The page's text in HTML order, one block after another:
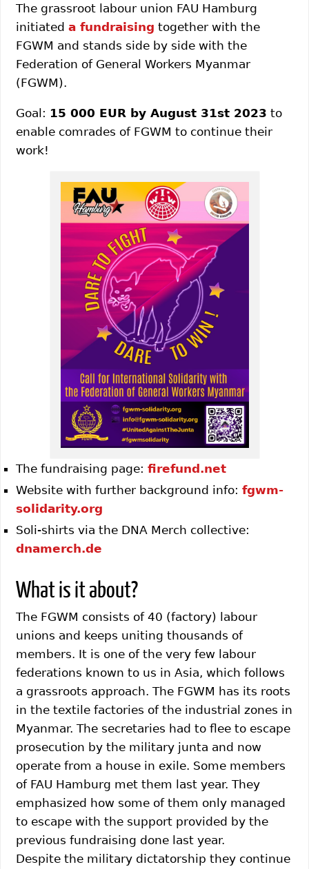
The grassroot labour union FAU Hamburg
initiated a fundraising together with the
FGWM and stands side by side with the
Federation of General Workers Myanmar
(FGWM).
Goal: 15 000 EUR by August 31st 2023 to
enable comrades of FGWM to continue their
work!
The fundraising page: firefund.net
Website with further background info: fgwm-
solidarity.org
Soli-shirts via the DNA Merch collective:
dnamerch.de
What is it about?
The FGWM consists of 40 (factory) labour
unions and keeps uniting thousands of
members. It is one of the very few labour
federations known to us in Asia, which follows
a grassroots approach. The FGWM has its roots
in the textile factories of the industrial zones in
Myanmar. The secretaries had to flee to escape
prosecution by the military junta and now
operate from a house in exile. Some members
of FAU Hamburg met them last year. They
emphasized how some of them only managed
to escape with the support provided by the
previous fundraising done last year.
Despite the military dictatorship they continue